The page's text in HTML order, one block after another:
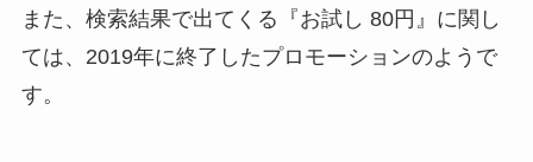
また、検索結果で出てくる『お試し 80円』に関し
ては、2019年に終了したプロモーションのようで
す。